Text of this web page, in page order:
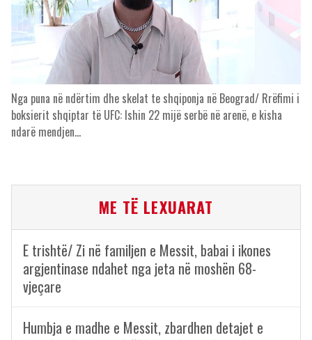
Nga puna në ndërtim dhe skelat te shqiponja në Beograd/ Rrëfimi i
boksierit shqiptar të UFC: Ishin 22 mijë serbë në arenë, e kisha
ndarë mendjen…
ME TË LEXUARAT
E trishtë/ Zi në familjen e Messit, babai i ikones
argjentinase ndahet nga jeta në moshën 68-
vjeçare
Humbja e madhe e Messit, zbardhen detajet e